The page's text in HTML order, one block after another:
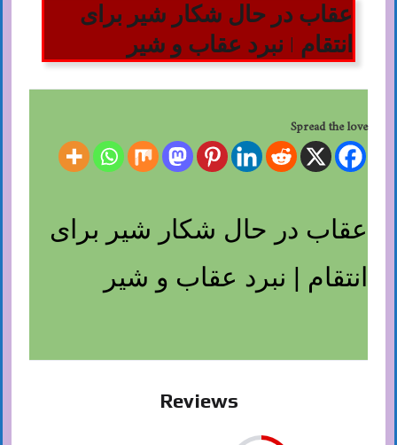
عقاب در حال شکار شیر برای
انتقام | نبرد عقاب و شیر‎
Spread the love
عقاب در حال شکار شیر برای
انتقام | نبرد عقاب و شیر‎
Reviews